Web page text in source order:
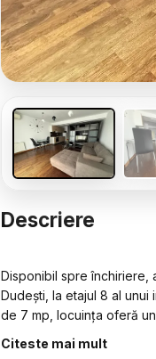
Descriere
Disponibil spre închiriere,
Dudești, la etajul 8 al unui
de 7 mp, locuința oferă
Citeste mai mult